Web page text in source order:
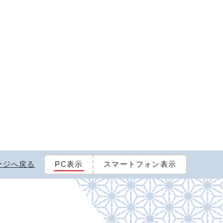
ジへ戻る PC表示 スマートフォン表示